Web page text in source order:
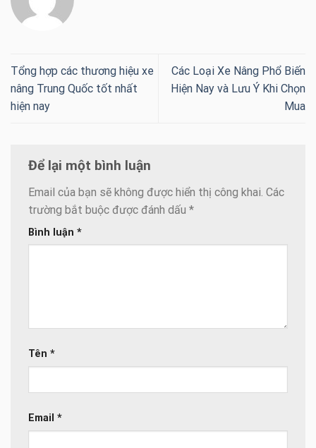
Tổng hợp các thương hiệu xe
nâng Trung Quốc tốt nhất
hiện nay
Các Loại Xe Nâng Phổ Biến
Hiện Nay và Lưu Ý Khi Chọn
Mua
Để lại một bình luận
Email của bạn sẽ không được hiển thị công khai. Các
trường bắt buộc được đánh dấu *
Bình luận *
Tên *
Email *